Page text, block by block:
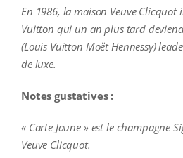
En 1986, la maison Veuve Clicquot
Vuitton qui un an plus tard
(Louis Vuitton Moët Hennessy)
de luxe.
Notes gustatives :
« Carte Jaune » est le champagne
Veuve Clicquot.